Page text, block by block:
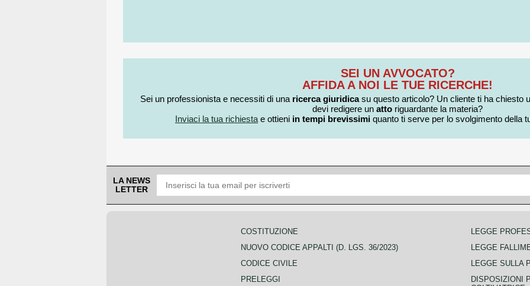
SEI UN AVVOCATO?
AFFIDA A NOI LE TUE RICERCHE!
Sei un professionista e necessiti di una ricerca giuridicasu questo articolo? Un cliente ti ha chiesto
devi redigere un atto riguardante la materia?
Inviaci la tua richiesta e ottieni in tempi brevissimi quanto ti serve per lo svolgimento della
LA NEWS
LETTER
COSTITUZIONE
NUOVO CODICE APPALTI (D. LGS. 36/2023)
CODICE CIVILE
PRELEGGI
LEGGE
LEGGE
LEGGE SULLA
DISPOSIZIONI